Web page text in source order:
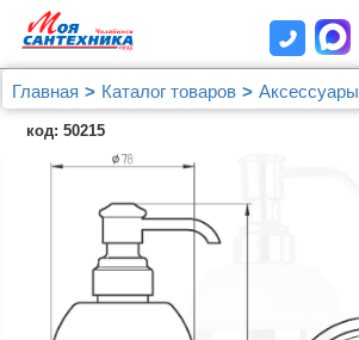
Главная Каталог товаров Аксессуары
Дозатор Migliore Mirella 17235 хром
код: 50215